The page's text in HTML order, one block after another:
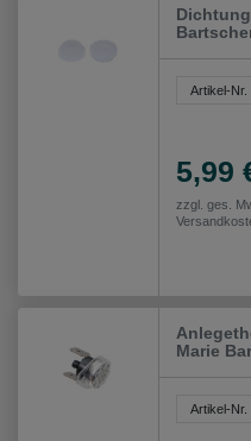
Artikel-Nr.
5,99
zzgl. ges.
Marie
Artikel-Nr.